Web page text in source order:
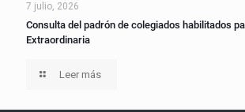
7 julio, 2026
Consulta del padrón de colegiados habilitados
Extraordinaria
Leer más